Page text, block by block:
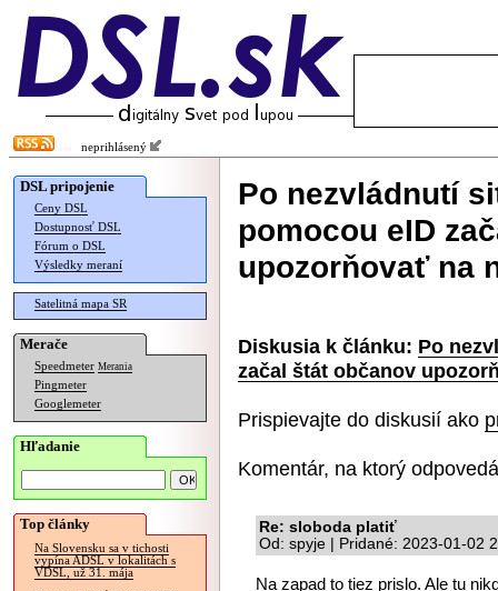
neprihlásený
DSL pripojenie
Ceny DSL
Dostupnosť DSL
Fórum o DSL
Výsledky meraní
Satelitná mapa SR
Merače
Speedmeter Merania
Pingmeter
Googlemeter
Hľadanie
Top články
Na Slovensku sa v tichosti
vypína ADSL v lokalitách s
VDSL, už 31. mája
Po nezvládnutí
pomocou eID
upozorňovať na
Diskusia k článku: Po
začal štát občanov
Prispievajte do diskusií ako
Komentár, na ktorý
Re: sloboda platiť
Od: spyje | Pridané: 2023-01-02
Na zapad to tiez prislo. Ale tu